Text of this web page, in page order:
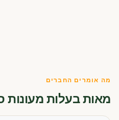
מה אומרים החברים
מאות בעלות מעונות